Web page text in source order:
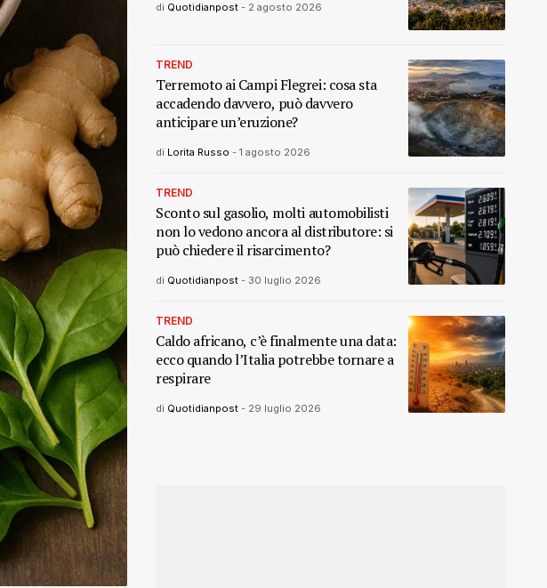
di Quotidianpost - 2 agosto 2026
TREND
Terremoto ai Campi Flegrei: cosa sta
accadendo davvero, può davvero
anticipare un’eruzione?
di Lorita Russo - 1 agosto 2026
TREND
Sconto sul gasolio, molti automobilisti
non lo vedono ancora al distributore: si
può chiedere il risarcimento?
di Quotidianpost - 30 luglio 2026
TREND
Caldo africano, c’è finalmente una data:
ecco quando l’Italia potrebbe tornare a
respirare
di Quotidianpost - 29 luglio 2026